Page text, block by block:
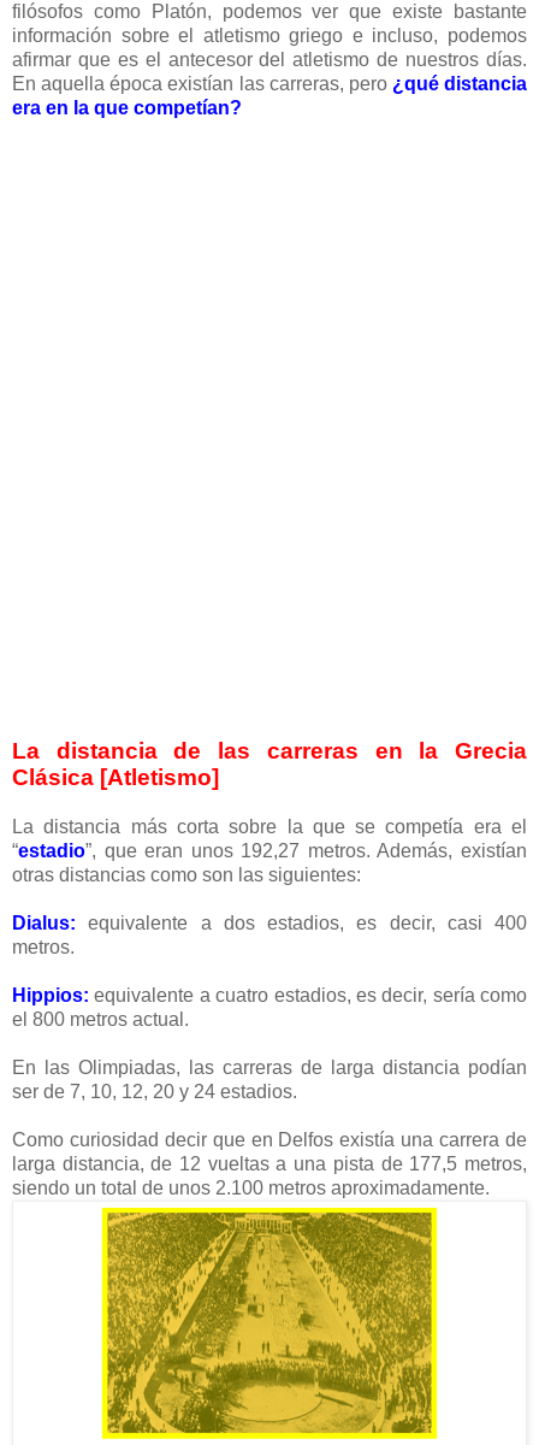
filósofos como Platón, podemos ver que existe bastante
información sobre el atletismo griego e incluso, podemos
afirmar que es el antecesor del atletismo de nuestros días.
En aquella época existían las carreras, pero ¿qué distancia
era en la que competían?
La distancia de las carreras en la Grecia
Clásica [Atletismo]
La distancia más corta sobre la que se competía era el
“estadio”, que eran unos 192,27 metros. Además, existían
otras distancias como son las siguientes:
Dialus:
equivalente a dos estadios, es decir, casi 400
metros.
Hippios: equivalente a cuatro estadios, es decir, sería como
el 800 metros actual.
En las Olimpiadas, las carreras de larga distancia podían
ser de 7, 10, 12, 20 y 24 estadios.
Como curiosidad decir que en Delfos existía una carrera de
larga distancia, de 12 vueltas a una pista de 177,5 metros,
siendo un total de unos 2.100 metros aproximadamente.